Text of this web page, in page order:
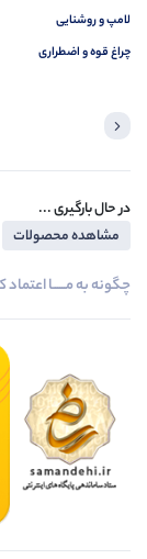
لامپ و روشنایی
چراغ قوه و اضطراری
در حال بارگیری ...
مشاهده محصولات
چگونه به مــــــا